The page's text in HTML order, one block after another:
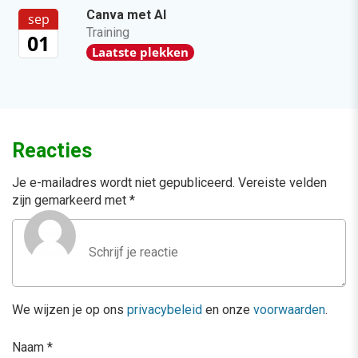
sep
01
Canva met AI
Training
Laatste plekken
Reacties
Je e-mailadres wordt niet gepubliceerd. Vereiste velden
zijn gemarkeerd met *
We wijzen je op ons privacybeleid en onze voorwaarden.
Naam *